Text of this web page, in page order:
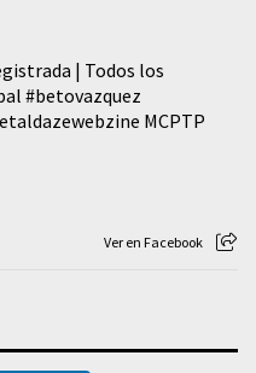
| Todos los
#betovazquez
MCPTP
Ver en Facebook